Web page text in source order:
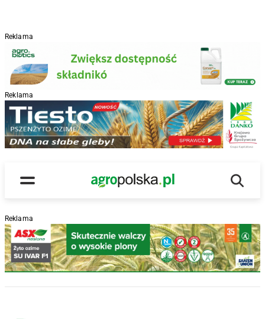
Reklama
Reklama
Menu
Main Logo
Reklama